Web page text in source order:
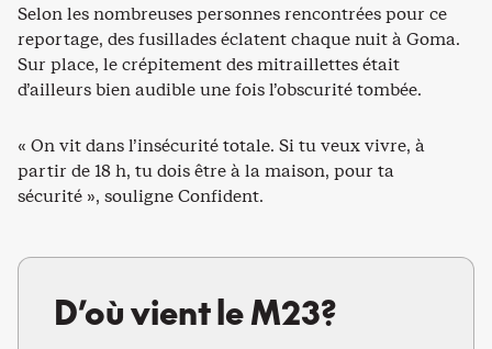
Selon les nombreuses personnes rencontrées pour ce
reportage, des fusillades éclatent chaque nuit à Goma.
Sur place, le crépitement des mitraillettes était
d’ailleurs bien audible une fois l’obscurité tombée.
« On vit dans l’insécurité totale. Si tu veux vivre, à
partir de 18 h, tu dois être à la maison, pour ta
sécurité », souligne Confident.
D’où vient le M23?